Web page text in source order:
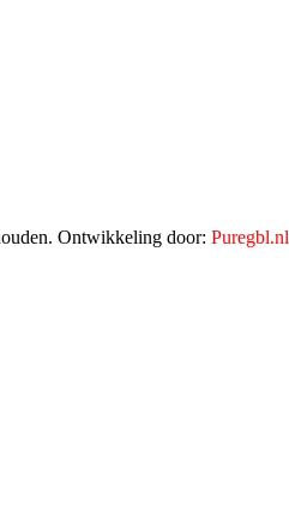
Ontwikkeling door: Puregbl.nl